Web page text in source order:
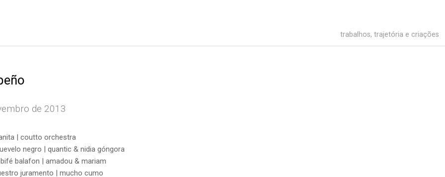
trabalhos, trajetória e criações
de 2013
| coutto orchestra
negro | quantic & nidia góngora
balafon | amadou & mariam
juramento | mucho cumo